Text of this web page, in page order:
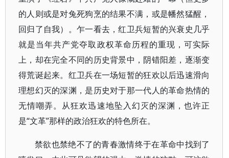
的人则或是对兔死狗烹的结果不满，或是幡然猛醒，
回归了自我）。乍一看去，红卫兵短暂的兴衰史几乎
就是当年共产党夺取政权革命历程的重现，可实际
上，却在完全不同的历史背景中，阴错阳差，逐渐变
得荒诞起来。红卫兵在一场短暂的狂欢以后迅速滑向
理想幻灭的深渊，是历史对于那一代人的革命热情的
无情嘲弄。从狂欢迅速地坠入幻灭的深渊，也许正
是“文革”那样的政治狂欢的特色所在。
禁欲也禁绝不了的青春激情终于在革命中找到了